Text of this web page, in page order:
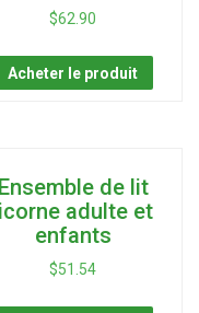
$62.90
Acheter le produit
Ensemble de lit
adulte et
enfants
$51.54